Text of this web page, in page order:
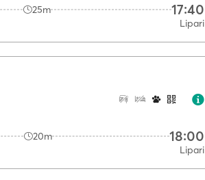
25m 17:40
Lipari
20m 18:00
Lipari